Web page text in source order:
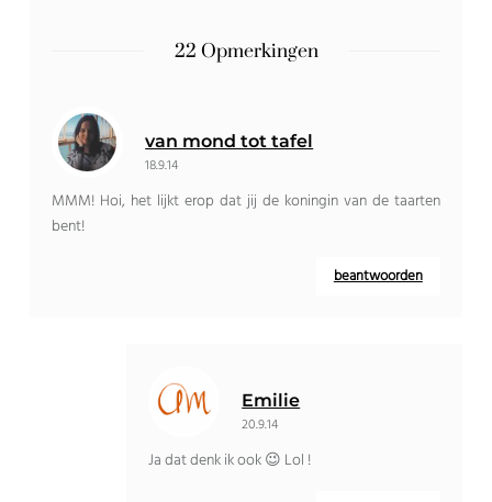
22 Opmerkingen
van mond tot tafel
18.9.14
MMM! Hoi, het lijkt erop dat jij de koningin van de taarten
bent!
beantwoorden
Emilie
20.9.14
Ja dat denk ik ook 😉 Lol !